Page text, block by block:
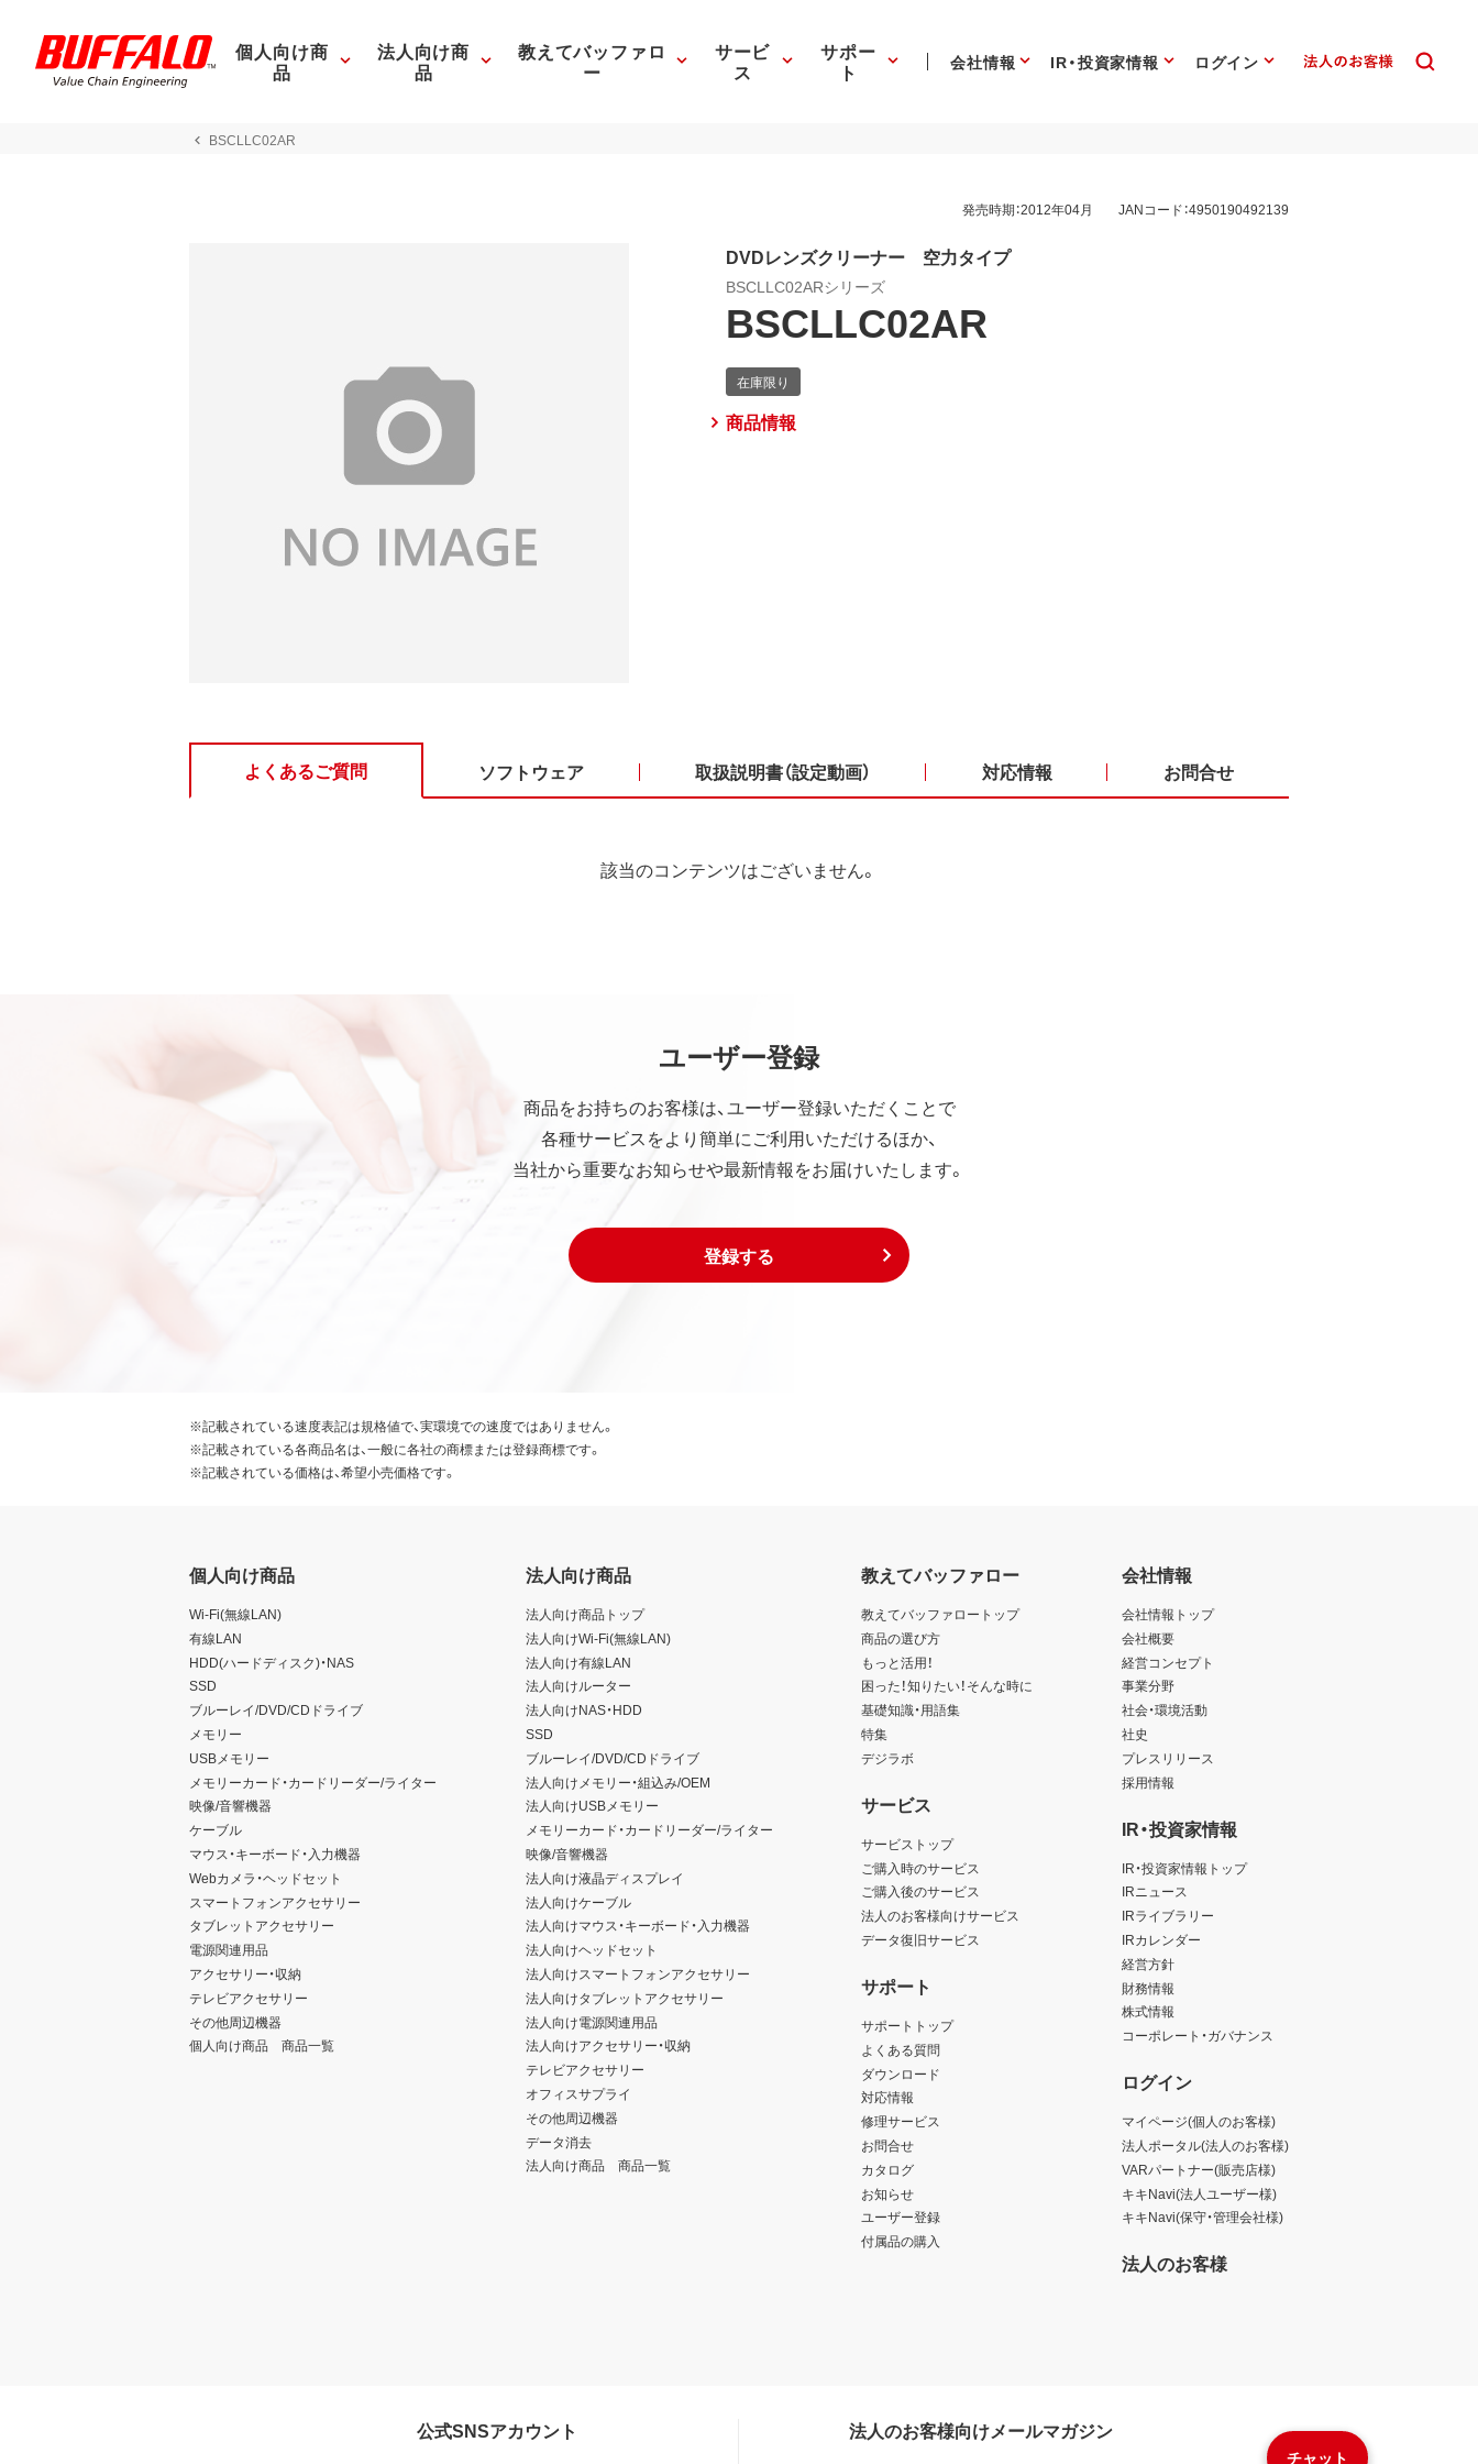
個人向け商
品
法人向け商
品
教えてバッファロ
ー
サービ
ス
サポー
ト 会社情報 IR・投資家情報 ログイン
BSCLLC02AR
発売時期：2012年04月 JANコード：4950190492139
DVDレンズクリーナー 空力タイプ
BSCLLC02ARシリーズ
BSCLLC02AR
商品情報
よくあるご質問 ソフトウェア 取扱説明書（設定動画） 対応情報 お問合せ
該当のコンテンツはございません。
ユーザー登録
商品をお持ちのお客様は、ユーザー登録いただくことで
各種サービスをより簡単にご利用いただけるほか、
当社から重要なお知らせや最新情報をお届けいたします。
登録する
チャット
※記載されている速度表記は規格値で、実環境での速度ではありません。
※記載されている各商品名は、一般に各社の商標または登録商標です。
※記載されている価格は、希望小売価格です。
個人向け商品
Wi-Fi(無線LAN)
有線LAN
HDD(ハードディスク)・NAS
SSD
ブルーレイ/DVD/CDドライブ
メモリー
USBメモリー
メモリーカード・カードリーダー/ライター
映像/音響機器
ケーブル
マウス・キーボード・入力機器
Webカメラ・ヘッドセット
スマートフォンアクセサリー
タブレットアクセサリー
電源関連用品
アクセサリー・収納
テレビアクセサリー
その他周辺機器
個人向け商品 商品一覧
法人向け商品
法人向け商品トップ
法人向けWi-Fi(無線LAN)
法人向け有線LAN
法人向けルーター
法人向けNAS・HDD
SSD
ブルーレイ/DVD/CDドライブ
法人向けメモリー・組込み/OEM
法人向けUSBメモリー
メモリーカード・カードリーダー/ライター
映像/音響機器
法人向け液晶ディスプレイ
法人向けケーブル
法人向けマウス・キーボード・入力機器
法人向けヘッドセット
法人向けスマートフォンアクセサリー
法人向けタブレットアクセサリー
法人向け電源関連用品
法人向けアクセサリー・収納
テレビアクセサリー
オフィスサプライ
その他周辺機器
データ消去
法人向け商品 商品一覧
教えてバッファロー
教えてバッファロートップ
商品の選び方
もっと活用！
困った！知りたい！そんな時に
基礎知識・用語集
特集
デジラボ
サービス
サービストップ
ご購入時のサービス
ご購入後のサービス
法人のお客様向けサービス
データ復旧サービス
サポート
サポートトップ
よくある質問
ダウンロード
対応情報
修理サービス
お問合せ
カタログ
お知らせ
ユーザー登録
付属品の購入
会社情報
会社情報トップ
会社概要
経営コンセプト
事業分野
社会・環境活動
社史
プレスリリース
採用情報
IR・投資家情報
IR・投資家情報トップ
IRニュース
IRライブラリー
IRカレンダー
経営方針
財務情報
株式情報
コーポレート・ガバナンス
ログイン
マイページ(個人のお客様)
法人ポータル(法人のお客様)
VARパートナー(販売店様)
キキNavi(法人ユーザー様)
キキNavi(保守・管理会社様)
法人のお客様
公式SNSアカウント 法人のお客様向けメールマガジン